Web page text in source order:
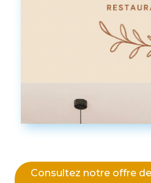
Consultez notre offre